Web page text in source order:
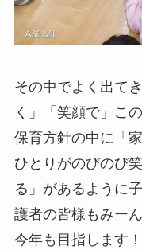
その中でよく出て
く」「笑顔で」こ
保育方針の中に「
ひとりがのびのび
る」があるように
護者の皆様もみー
今年も目指します！